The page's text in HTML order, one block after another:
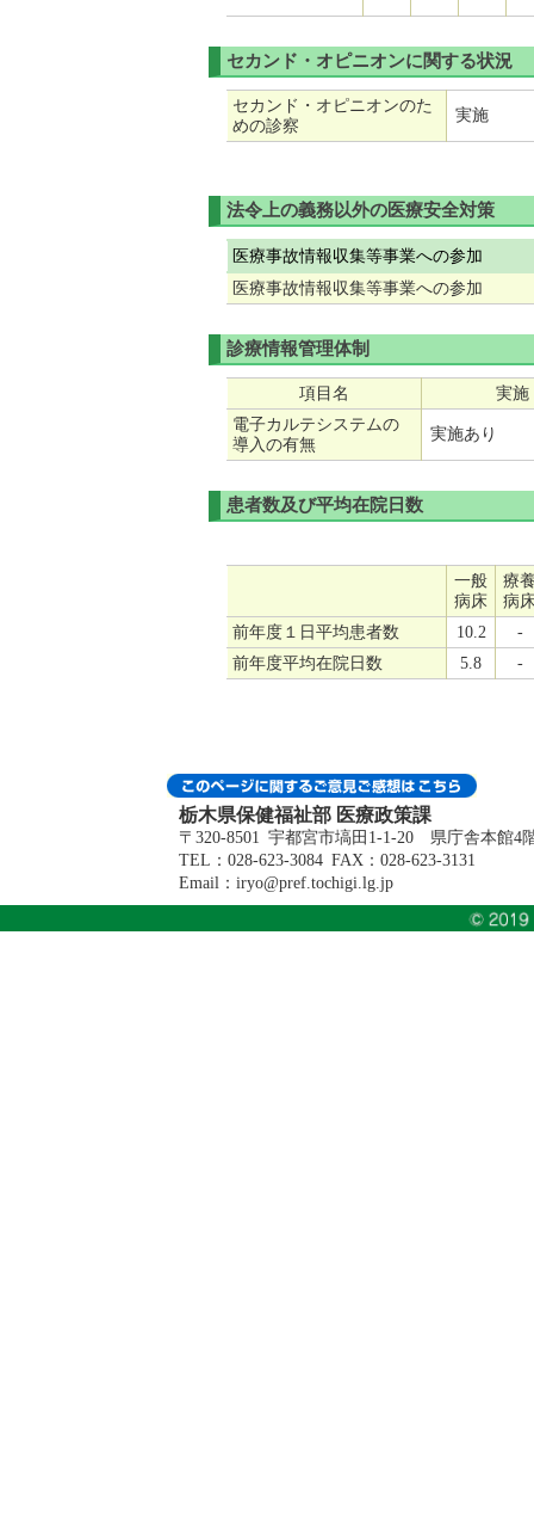
セカンド・オピニオンに関する状況
セカンド・オピニオンのた
めの診察
実施
法令上の義務以外の医療安全対策
医療事故情報収集等事業への参加
医療事故情報収集等事業への参加
診療情報管理体制
項目名
実施
電子カルテシステムの
導入の有無
実施あり
患者数及び平均在院日数
一般
病床
療
病
前年度１日平均患者数
10.2
-
前年度平均在院日数
5.8 -
栃木県保健福祉部 医療政策課
〒320-8501 宇都宮市塙田1-1-20 県庁舎本館4
TEL：028-623-3084 FAX：028-623-3131
Email：iryo@pref.tochigi.lg.jp